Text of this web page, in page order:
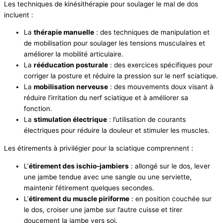
Les techniques de kinésithérapie pour soulager le mal de dos
incluent :
La thérapie manuelle : des techniques de manipulation et
de mobilisation pour soulager les tensions musculaires et
améliorer la mobilité articulaire.
La rééducation posturale : des exercices spécifiques pour
corriger la posture et réduire la pression sur le nerf sciatique.
La mobilisation nerveuse : des mouvements doux visant à
réduire l’irritation du nerf sciatique et à améliorer sa
fonction.
La stimulation électrique : l’utilisation de courants
électriques pour réduire la douleur et stimuler les muscles.
Les étirements à privilégier pour la sciatique comprennent :
L’étirement des ischio-jambiers : allongé sur le dos, lever
une jambe tendue avec une sangle ou une serviette,
maintenir l’étirement quelques secondes.
L’étirement du muscle piriforme : en position couchée sur
le dos, croiser une jambe sur l’autre cuisse et tirer
doucement la jambe vers soi.